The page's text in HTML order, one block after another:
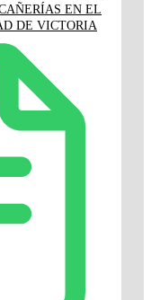
EN EL
DE VICTORIA